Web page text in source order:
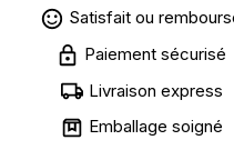
Satisfait ou
Paiement sécurisé
Livraison express
Emballage soigné